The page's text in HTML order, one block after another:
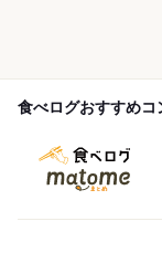
食べログおすすめコ